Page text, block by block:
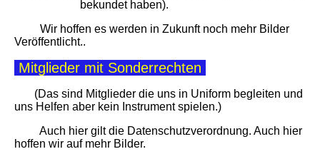
bekundet haben).
Wir hoffen es werden in Zukunft noch mehr Bilder
Veröffentlicht..
Mitglieder mit Sonderrechten
(Das sind Mitglieder die uns in Uniform begleiten und
uns Helfen aber kein Instrument spielen.)
Auch hier gilt die Datenschutzverordnung. Auch hier
hoffen wir auf mehr Bilder.